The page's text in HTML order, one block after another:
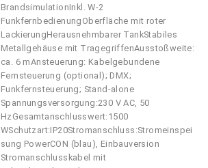
BrandsimulationInkl. W-2
FunkfernbedienungOberfläche mit roter
LackierungHerausnehmbarer TankStabiles
Metallgehäuse mit TragegriffenAusstoßweite:
ca. 6 mAnsteuerung: Kabelgebundene
Fernsteuerung (optional); DMX;
Funkfernsteuerung; Stand-alone
Spannungsversorgung:230 V AC, 50
HzGesamtanschlusswert:1500
WSchutzart:IP20Stromanschluss:Stromeinspei
sung PowerCON (blau), Einbauversion
Stromanschlusskabel mit